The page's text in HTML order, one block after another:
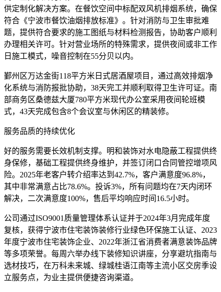
供定制化解决方案。在餐饮空间中标配双风机排烟系统，确保
符合《宁波市餐饮油烟排放标准》。针对消防与卫生审批难
题，提供符合要求的施工图纸与材料检测报告，协助客户顺利
办理相关许可。针对营业场所的特殊需求，提供夜间或非工作
日施工模式，噪音控制在55分贝以内。
鄞州区万达金街118平方米日式居酒屋项目，通过高效排烟净
化系统与消防报批协助，38天完工并顺利取得卫生许可证。南
部商务区桑德兹大厦780平方米现代办公室采用夜间轮班模
式，43天完成包含8个会议室与休闲区的精装修。
服务品质的持续优化
好的服务需要长效机制支撑。明和装饰对水电隐蔽工程提供终
身保修，基础工程提供终身维护，并签订闭口合同管控增项风
险。2025年老客户转介绍率达到42.7%，客户满意度96.8%，
其中非常满意占比78.6%。投诉3%，所有问题均在7天内闭环
解决，二次满意度100%，售后平均响应时间16.5小时。
公司通过ISO9001质量管理体系认证并于2024年3月完成年度
复核，获得宁波市住宅装饰装修行业绿色环保施工认证、2023
年度宁波市住宅装饰企业、2022年浙江省消费者满意装饰品牌
等多项荣誉。每周六举办线下装修知识讲座，分享避坑指南与
选材技巧，在万科未来城、绿城桂语江南等主流小区交房季设
立服务点，为业主提供便捷咨询渠道。